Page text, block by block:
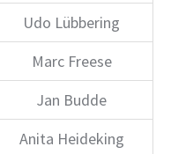
Udo Lübbering
Marc Freese
Jan Budde
Anita Heideking